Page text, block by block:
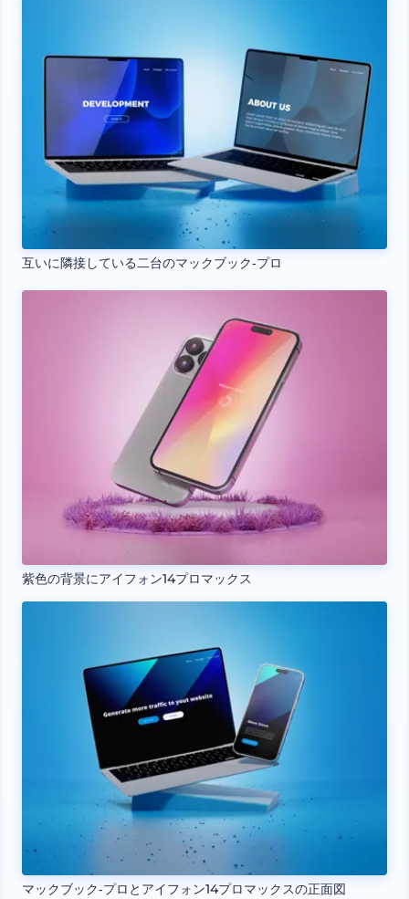
互いに隣接している二台のマックブック‐プロ
紫色の背景にアイフォン14プロマックス
マックブック‐プロとアイフォン14プロマックスの正面図